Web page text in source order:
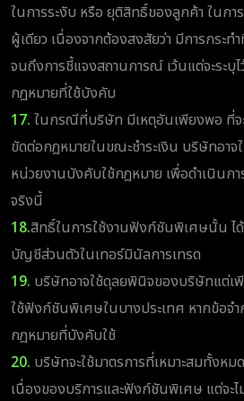
ในการระงับ หรือ ยุติสิทธิ์ของลูกค้า ในก
ผู้เดียว เนื่องจากต้องสงสัยว่า มีการกระ
จนถึงการชี้แจงสถานการณ์ เว้นแต่จะระบุ
กฎหมายที่ใช้บังคับ
17. ในกรณีที่บริษัท มีเหตุอันเพียงพอ ที่จ
ขัดต่อกฎหมายในขณะชำระเงิน บริษัทอา
หน่วยงานบังคับใช้กฎหมาย เพื่อดำเนินก
จริงนี้
18.สิทธิ์ในการใช้งานฟังก์ชันพิเศษนั้น ไ
บัญชีส่วนตัวในเทอร์มินัลการเทรด
19. บริษัทอาจใช้ดุลยพินิจของบริษัทแต่เพี
ใช้ฟังก์ชันพิเศษในบางประเทศ หากข้อจ
กฎหมายที่บังคับใช้
20. บริษัทจะใช้มาตรการที่เหมาะสมทั้งหม
เนื่องของบริการและฟังก์ชันพิเศษ แต่จะ